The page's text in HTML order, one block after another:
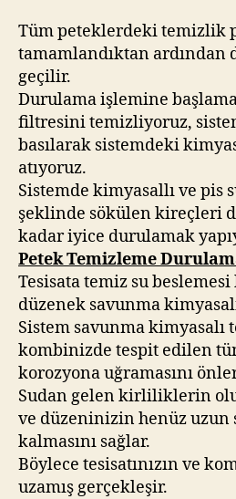
Tüm peteklerdeki temizlik
tamamlandıktan ardından
geçilir.
Durulama işlemine
filtresini temizliyoruz,
basılarak sistemdeki
atıyoruz.
Sistemde kimyasallı ve pis
şeklinde sökülen kireçleri
kadar iyice durulamak
Petek Temizleme
Tesisata temiz su
düzenek savunma
Sistem savunma kimyasalı
kombinizde tespit edilen
korozyona uğramasını
Sudan gelen kirliliklerin
ve düzeninizin henüz uzun
kalmasını sağlar.
Böylece tesisatınızın ve
uzamış gerçekleşir.